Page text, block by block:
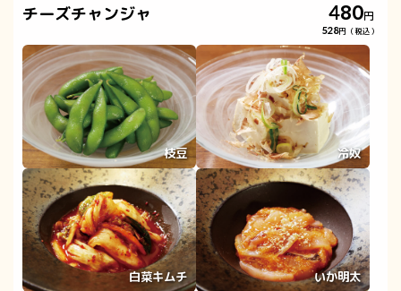
チーズチャンジャ 480円
528円（税込）
枝豆 冷奴
白菜キムチ いか明太